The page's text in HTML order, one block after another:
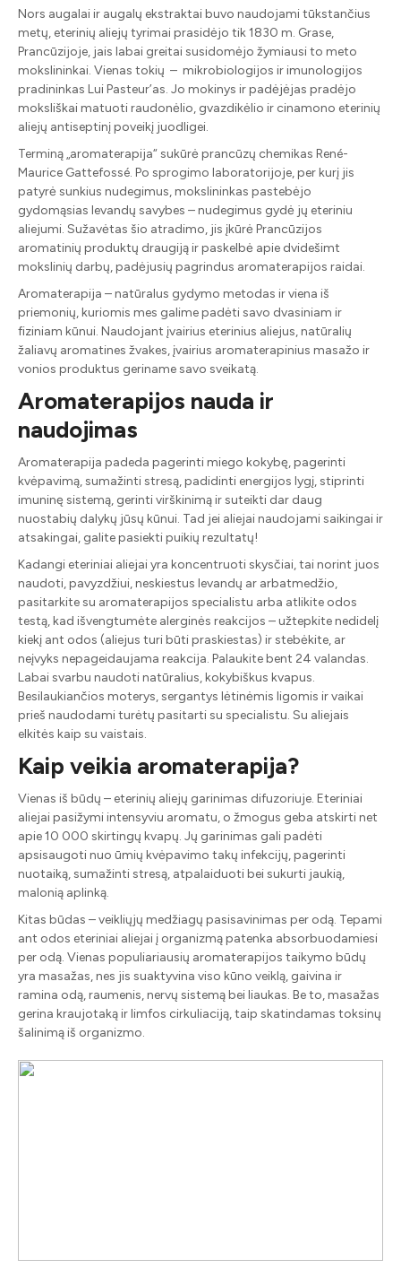
Nors augalai ir augalų ekstraktai buvo naudojami tūkstančius
metų, eterinių aliejų tyrimai prasidėjo tik 1830 m. Grase,
Prancūzijoje, jais labai greitai susidomėjo žymiausi to meto
mokslininkai. Vienas tokių – mikrobiologijos ir imunologijos
pradininkas Lui Pasteur’as. Jo mokinys ir padėjėjas pradėjo
moksliškai matuoti raudonėlio, gvazdikėlio ir cinamono eterinių
aliejų antiseptinį poveikį juodligei.
Terminą „aromaterapija“ sukūrė prancūzų chemikas René-
Maurice Gattefossé. Po sprogimo laboratorijoje, per kurį jis
patyrė sunkius nudegimus, mokslininkas pastebėjo
gydomąsias levandų savybes – nudegimus gydė jų eteriniu
aliejumi. Sužavėtas šio atradimo, jis įkūrė Prancūzijos
aromatinių produktų draugiją ir paskelbė apie dvidešimt
mokslinių darbų, padėjusių pagrindus aromaterapijos raidai.
Aromaterapija – natūralus gydymo metodas ir viena iš
priemonių, kuriomis mes galime padėti savo dvasiniam ir
fiziniam kūnui. Naudojant įvairius eterinius aliejus, natūralių
žaliavų aromatines žvakes, įvairius aromaterapinius masažo ir
vonios produktus geriname savo sveikatą.
Aromaterapijos nauda ir
naudojimas
Aromaterapija padeda pagerinti miego kokybę, pagerinti
kvėpavimą, sumažinti stresą, padidinti energijos lygį, stiprinti
imuninę sistemą, gerinti virškinimą ir suteikti dar daug
nuostabių dalykų jūsų kūnui. Tad jei aliejai naudojami saikingai ir
atsakingai, galite pasiekti puikių rezultatų!
Kadangi eteriniai aliejai yra koncentruoti skysčiai, tai norint juos
naudoti, pavyzdžiui, neskiestus levandų ar arbatmedžio,
pasitarkite su aromaterapijos specialistu arba atlikite odos
testą, kad išvengtumėte alerginės reakcijos – užtepkite nedidelį
kiekį ant odos (aliejus turi būti praskiestas) ir stebėkite, ar
neįvyks nepageidaujama reakcija. Palaukite bent 24 valandas.
Labai svarbu naudoti natūralius, kokybiškus kvapus.
Besilaukiančios moterys, sergantys lėtinėmis ligomis ir vaikai
prieš naudodami turėtų pasitarti su specialistu. Su aliejais
elkitės kaip su vaistais.
Kaip veikia aromaterapija?
Vienas iš būdų – eterinių aliejų garinimas difuzoriuje. Eteriniai
aliejai pasižymi intensyviu aromatu, o žmogus geba atskirti net
apie 10 000 skirtingų kvapų. Jų garinimas gali padėti
apsisaugoti nuo ūmių kvėpavimo takų infekcijų, pagerinti
nuotaiką, sumažinti stresą, atpalaiduoti bei sukurti jaukią,
malonią aplinką.
Kitas būdas – veikliųjų medžiagų pasisavinimas per odą. Tepami
ant odos eteriniai aliejai į organizmą patenka absorbuodamiesi
per odą. Vienas populiariausių aromaterapijos taikymo būdų
yra masažas, nes jis suaktyvina viso kūno veiklą, gaivina ir
ramina odą, raumenis, nervų sistemą bei liaukas. Be to, masažas
gerina kraujotaką ir limfos cirkuliaciją, taip skatindamas toksinų
šalinimą iš organizmo.